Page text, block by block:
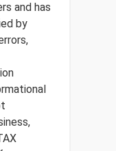
and has
by